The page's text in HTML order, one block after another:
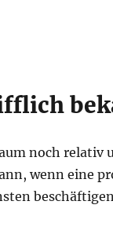
noch relativ
wenn eine